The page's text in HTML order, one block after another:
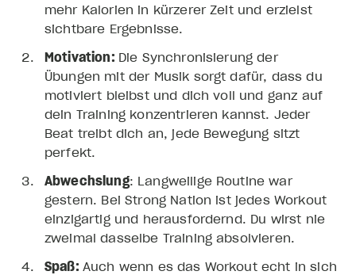
mehr Kalorien in kürzerer Zeit und erzielst
sichtbare Ergebnisse.
Motivation: Die Synchronisierung der
Übungen mit der Musik sorgt dafür, dass du
motiviert bleibst und dich voll und ganz auf
dein Training konzentrieren kannst. Jeder
Beat treibt dich an, jede Bewegung sitzt
perfekt.
Abwechslung: Langweilige Routine war
gestern. Bei Strong Nation ist jedes Workout
einzigartig und herausfordernd. Du wirst nie
zweimal dasselbe Training absolvieren.
Spaß: Auch wenn es das Workout echt in sich